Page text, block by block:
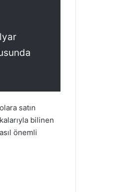
satın
bilinen
önemli